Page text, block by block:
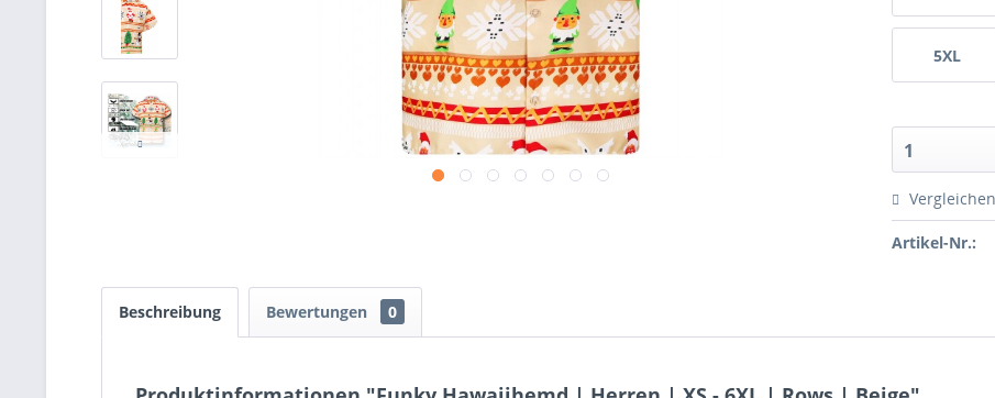
5XL
1
Vergleichen
Artikel-Nr.:
Beschreibung Bewertungen 0